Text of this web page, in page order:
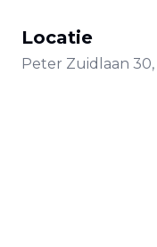
Locatie
Peter Zuidlaan 30,